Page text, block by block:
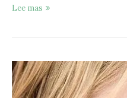
Lee mas